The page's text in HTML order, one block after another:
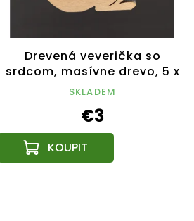
Drevená veverička so
srdcom, masívne drevo, 5 x
4,9 cm, český výrobok
SKLADEM
€3